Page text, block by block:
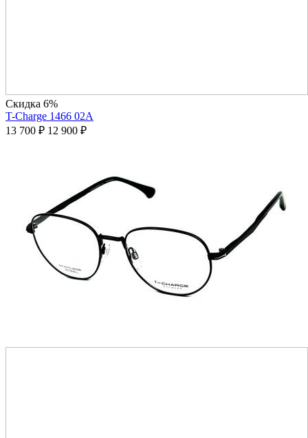
Скидка 6%
T-Charge 1466 02A
13 700 ₽ 12 900 ₽